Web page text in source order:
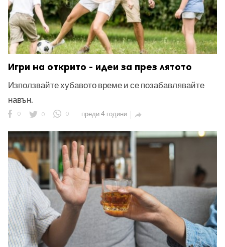
Игри на открито - идеи за през лятото
Използвайте хубавото време и се позабавлявайте
навън.
0 0 0 преди 4 години 